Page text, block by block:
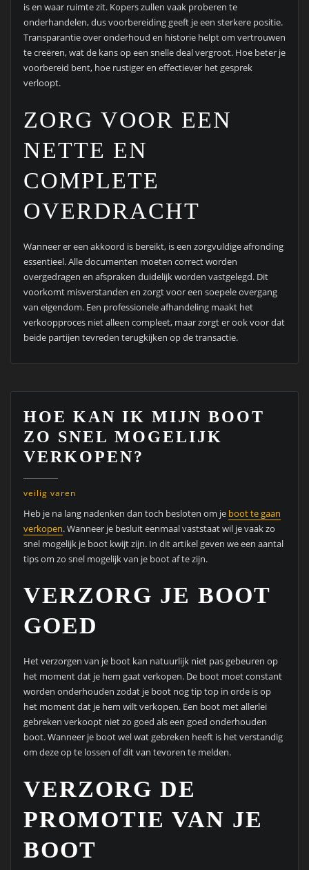
is en waar ruimte zit. Kopers zullen vaak proberen te
onderhandelen, dus voorbereiding geeft je een sterkere positie.
Transparantie over onderhoud en historie helpt om vertrouwen
te creëren, wat de kans op een snelle deal vergroot. Hoe beter je
voorbereid bent, hoe rustiger en effectiever het gesprek
verloopt.
ZORG VOOR EEN
NETTE EN
COMPLETE
OVERDRACHT
Wanneer er een akkoord is bereikt, is een zorgvuldige afronding
essentieel. Alle documenten moeten correct worden
overgedragen en afspraken duidelijk worden vastgelegd. Dit
voorkomt misverstanden en zorgt voor een soepele overgang
van eigendom. Een professionele afhandeling maakt het
verkoopproces niet alleen compleet, maar zorgt er ook voor dat
beide partijen tevreden terugkijken op de transactie.
HOE KAN IK MIJN BOOT
ZO SNEL MOGELIJK
VERKOPEN?
veilig varen
Heb je na lang nadenken dan toch besloten om je boot te gaan
verkopen. Wanneer je besluit eenmaal vaststaat wil je vaak zo
snel mogelijk je boot kwijt zijn. In dit artikel geven we een aantal
tips om zo snel mogelijk van je boot af te zijn.
VERZORG JE BOOT
GOED
Het verzorgen van je boot kan natuurlijk niet pas gebeuren op
het moment dat je hem gaat verkopen. De boot moet constant
worden onderhouden zodat je boot nog tip top in orde is op
het moment dat je hem wilt verkopen. Een boot met allerlei
gebreken verkoopt niet zo goed als een goed onderhouden
boot. Wanneer je boot wel wat gebreken heeft is het verstandig
om deze op te lossen of dit van tevoren te melden.
VERZORG DE
PROMOTIE VAN JE
BOOT